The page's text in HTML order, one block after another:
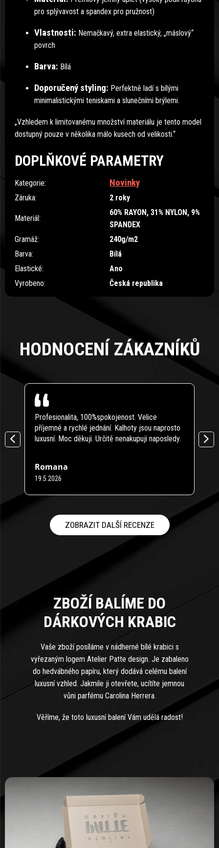
HODNOCENÍ ZÁKAZNÍKŮ
Romana
Hodnocení obchodu je 5 z 5 hvězdiček.
19.5.2026
Profesionalita, 100%spokojenost. Velice
příjemné a rychlé jednání. Kalhoty jsou naprosto
luxusní. Moc děkuji. Určitě nenakupuji naposledy.
ZOBRAZIT DALŠÍ RECENZE
ZBOŽÍ BALÍME DO
DÁRKOVÝCH KRABIC
Vaše zboží posíláme v nádherné bílé krabici s
vyřezaným logem Atelier Patte design. Je zabaleno
do hedvábného papíru, který dodává celému balení
luxusní vzhled. Jakmile ji otevřete, ucítíte jemnou
vůni parfému Carolina Herrera.
Věříme, že toto luxusní balení Vám udělá radost!
pro splývavost a spandex pro pružnost)
Vlastnosti: Nemačkavý, extra elastický, „máslový“
povrch
Barva: Bílá
Doporučený styling: Perfektně ladí s bílými
minimalistickými teniskami a slunečními brýlemi.
„Vzhledem k limitovanému množství materiálu je tento model
dostupný pouze v několika málo kusech od velikosti.“
DOPLŇKOVÉ PARAMETRY
Kategorie: Novinky
Záruka: 2 roky
Materiál:
60% RAYON, 31% NYLON, 9%
SPANDEX
Gramáž:
240g/m2
Barva:
Bílá
Elastické:
Ano
Vyrobeno: Česká republika